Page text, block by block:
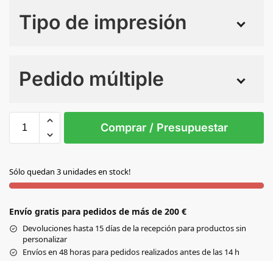
Tipo de impresión
Pedido múltiple
S/T
FUCSIA
NEGRO
PLATEADO
Comprar / Presupuestar
Sólo quedan 3 unidades en stock!
Envío gratis para pedidos de más de 200 €
Devoluciones hasta 15 días de la recepción para productos sin
personalizar
Envíos en 48 horas para pedidos realizados antes de las 14 h